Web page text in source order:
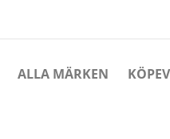
ALLA MÄRKEN